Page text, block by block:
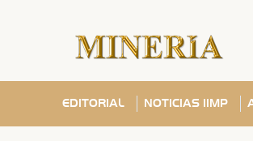
EDITORIAL NOTICIAS IIMP